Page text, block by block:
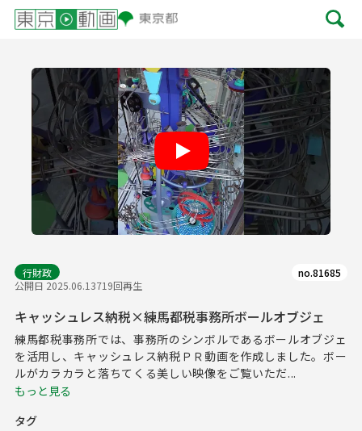
Play
行財政
公開日 2025.06.13719回再生
no.81685
キャッシュレス納税×練馬都税事務所ボールオブジェ
練馬都税事務所では、事務所のシンボルであるボールオブジェ
を活用し、キャッシュレス納税ＰＲ動画を作成しました。ボー
ルがカラカラと落ちてくる美しい映像をご覧いただ...
もっと見る
タグ